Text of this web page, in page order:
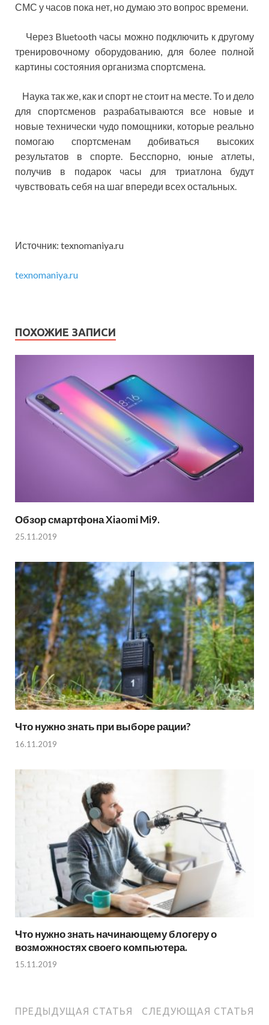
СМС у часов пока нет, но думаю это вопрос времени.
Через Bluetooth часы можно подключить к другому
тренировочному оборудованию, для более полной
картины состояния организма спортсмена.
Наука так же, как и спорт не стоит на месте. То и дело
для спортсменов разрабатываются все новые и
новые технически чудо помощники, которые реально
помогаю спортсменам добиваться высоких
результатов в спорте. Бесспорно, юные атлеты,
получив в подарок часы для триатлона будут
чувствовать себя на шаг впереди всех остальных.
Источник: texnomaniya.ru
texnomaniya.ru
ПОХОЖИЕ ЗАПИСИ
Обзор смартфона Xiaomi Mi9.
25.11.2019
Что нужно знать при выборе рации?
16.11.2019
Что нужно знать начинающему блогеру о
возможностях своего компьютера.
15.11.2019
ПРЕДЫДУЩАЯ СТАТЬЯ СЛЕДУЮЩАЯ СТАТЬЯ